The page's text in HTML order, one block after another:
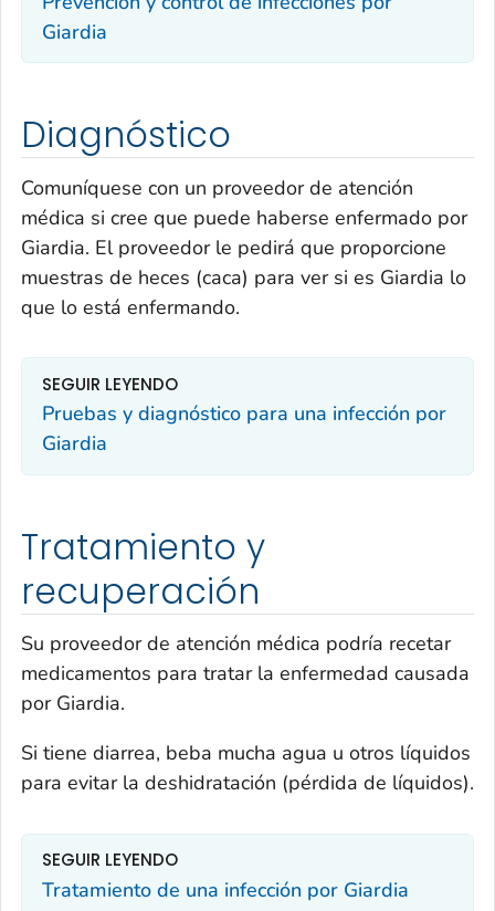
Giardia
Diagnóstico
Comuníquese con un proveedor de atención
médica si cree que puede haberse enfermado por
Giardia. El proveedor le pedirá que proporcione
muestras de heces (caca) para ver si es Giardia lo
que lo está enfermando.
SEGUIR LEYENDO
Pruebas y diagnóstico para una infección por
Giardia
Tratamiento y
recuperación
Su proveedor de atención médica podría recetar
medicamentos para tratar la enfermedad causada
por Giardia.
Si tiene diarrea, beba mucha agua u otros líquidos
para evitar la deshidratación (pérdida de líquidos).
SEGUIR LEYENDO
Tratamiento de una infección por Giardia